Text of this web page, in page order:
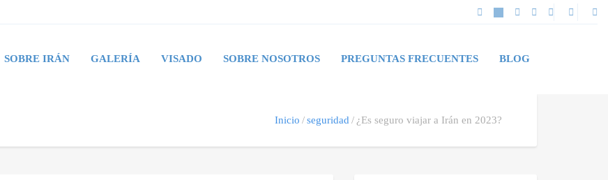
SOBRE IRÁN GALERÍA VISADO SOBRE NOSOTROS PREGUNTAS FRECUENTES BLOG
Inicio seguridad ¿Es seguro viajar a Irán en 2023?